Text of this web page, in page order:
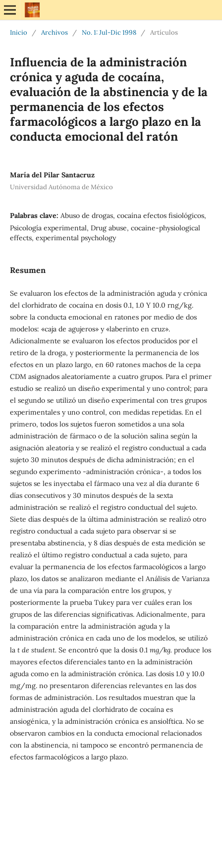
Inicio / Archivos / No. 1: Jul-Dic 1998 / Artículos
Influencia de la administración
crónica y aguda de cocaína,
evaluación de la abstinencia y de la
permanencia de los efectos
farmacológicos a largo plazo en la
conducta emocional del ratón
María del Pilar Santacruz
Universidad Autónoma de México
Palabras clave: Abuso de drogas, cocaína efectos fisiológicos,
Psicología experimental, Drug abuse, cocaine-physiological
effects, experimental psychology
Resumen
Se evaluaron los efectos de la administración aguda y crónica
del clorhidrato de cocaína en dosis 0.1, 1.0 Y 10.0 rng/kg.
sobre la conducta emocional en ratones por medio de dos
modelos: «caja de agujeros» y «laberinto en cruz».
Adicionalmente se evaluaron los efectos producidos por el
retiro de la droga, y posteriormente la permanencia de los
efectos en un plazo largo, en 60 ratones machos de la cepa
CDM asignados aleatoriamente a cuatro grupos. Para el primer
estudio se realizó un diseño experimental y uno control; para
el segundo se utilizó un diseño experimental con tres grupos
experimentales y uno control, con medidas repetidas. En el
primero, todos los sujetos fueron sometidos a una sola
administración de fármaco o de la solución salina según la
asignación aleatoria y se realizó el registro conductual a cada
sujeto 30 minutos después de dicha administración; en el
segundo experimento -administración crónica-, a todos los
sujetos se les inyectaba el fármaco una vez al día durante 6
días consecutivos y 30 minutos después de la sexta
administración se realizó el registro conductual del sujeto.
Siete días después de la última administración se realizó otro
registro conductual a cada sujeto para observar si se
presentaba abstinencia, y 8 días después de esta medición se
realizó el último registro conductual a cada sujeto, para
evaluar la permanencia de los efectos farmacológicos a largo
plazo, los datos se analizaron mediante el Análisis de Varianza
de una vía para la comparación entre los grupos, y
posteriormente la prueba Tukey para ver cuáles eran los
grupos de las diferencias significativas. Adicionalmente, para
la comparación entre la administración aguda y la
administración crónica en cada uno de los modelos, se utilizó
la t de student. Se encontró que la dosis 0.1 mg/kg. produce los
mayores efectos diferenciales tanto en la administración
aguda como en la administración crónica. Las dosis 1.0 y 10.0
mg/mg. no presentaron diferencias relevantes en las dos
formas de administración. Los resultados muestran que la
administración aguda del clorhidrato de cocaína es
ansiogénica, y la administración crónica es ansiolftica. No se
observaron cambios en la conducta emocional relacionados
con la abstinencia, ni tampoco se encontró permanencia de
efectos farmacológicos a largo plazo.